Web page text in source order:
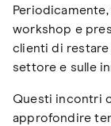
workshop e
clienti di restare
settore e sulle
Questi incontri
approfondire